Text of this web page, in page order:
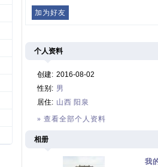
加为好友
个人资料
创建: 2016-08-02
性别: 男
居住: 山西 阳泉
» 查看全部个人资料
相册
我